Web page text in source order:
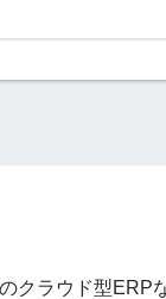
クラウド型ERP